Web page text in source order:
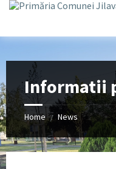
Informatii
Home / News